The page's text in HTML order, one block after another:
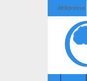
Afrikpresse